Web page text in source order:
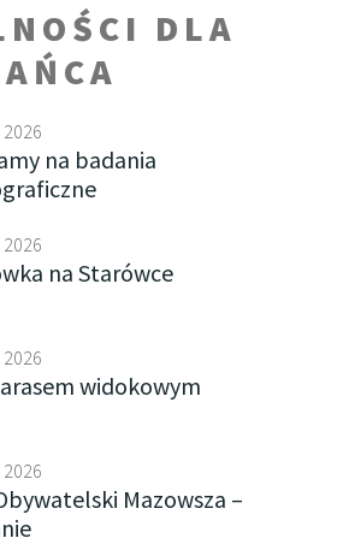
DLA
na badania
na Starówce
widokowym
Mazowsza –